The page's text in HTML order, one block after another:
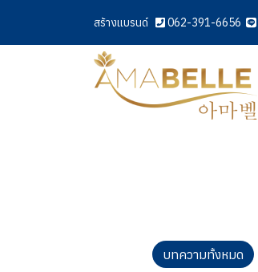
สร้างแบรนด์ 062-391-6656
บทความทั้งหมด